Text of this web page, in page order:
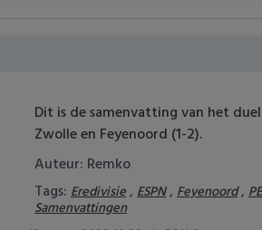
FC Twente
FC Utrecht
Feyenoord
Vrouwenvoetbal
Champions League
Europa League
Dit is de samenvatting van het duel
Zwolle en Feyenoord (1-2).
Auteur: Remko
Tags: Eredivisie, ESPN, Feyenoord,
Samenvattingen